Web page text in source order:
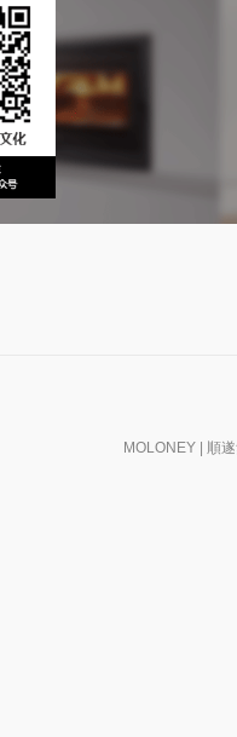
MOLONEY | 順